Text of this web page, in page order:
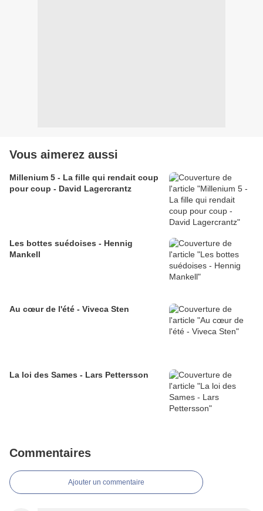
Vous aimerez aussi
Millenium 5 - La fille qui rendait coup
pour coup - David Lagercrantz
Les bottes suédoises - Hennig
Mankell
Au cœur de l'été - Viveca Sten
La loi des Sames - Lars Pettersson
Commentaires
Ajouter un commentaire